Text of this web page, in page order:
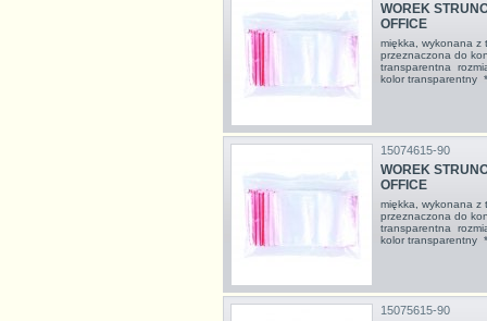
WOREK
OFFICE
miękka, wykonana z
przeznaczona do
transparentna
kolor transparentny
15074615-90
WOREK
OFFICE
miękka, wykonana z
przeznaczona do
transparentna
kolor transparentny
15075615-90